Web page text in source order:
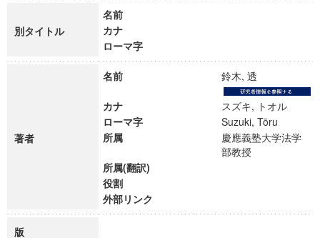
別タイトル
名前
カナ
ローマ字
著者
名前 鈴木, 透
カナ
スズキ, トオル
ローマ字
Suzuki, Tōru
所属
慶應義塾大学法学
部教授
所属(翻訳)
役割
外部リンク
版